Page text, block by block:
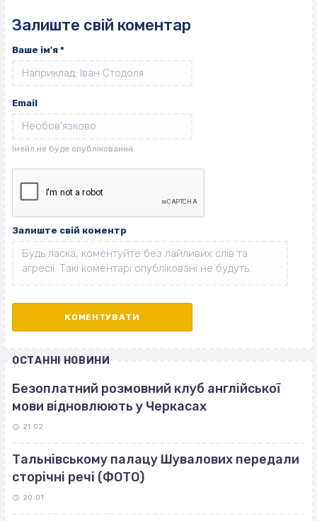
Залиште свій коментар
Ваше ім'я *
Email
Залиште свій коментр
ОСТАННІ НОВИНИ
Безоплатний розмовний клуб англійської
мови відновлюють у Черкасах
21:02
Тальнівському палацу Шувалових передали
сторічні речі (ФОТО)
20:01